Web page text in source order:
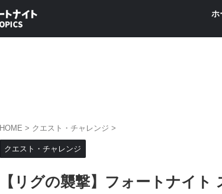
ホ
HOME > クエスト・チャレンジ >
クエスト・チャレンジ
【リグの襲撃】フォートナイト